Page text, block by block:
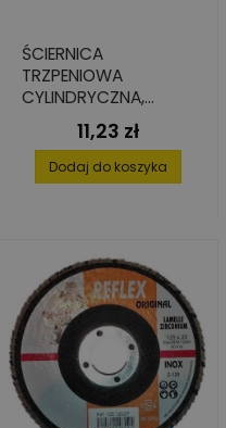
ŚCIERNICA
TRZPENIOWA
CYLINDRYCZNA,
ŚREDNIA 60 MM X 25
MM X 20 MM
Cena
11,23 zł
Dodaj do koszyka